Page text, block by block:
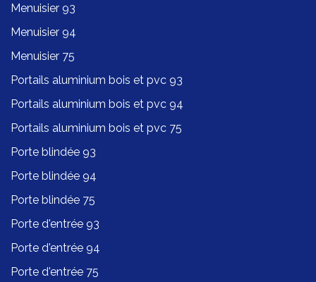
Menuisier 93
Menuisier 94
Menuisier 75
Portails aluminium bois et pvc 93
Portails aluminium bois et pvc 94
Portails aluminium bois et pvc 75
Porte blindée 93
Porte blindée 94
Porte blindée 75
Porte d'entrée 93
Porte d'entrée 94
Porte d'entrée 75